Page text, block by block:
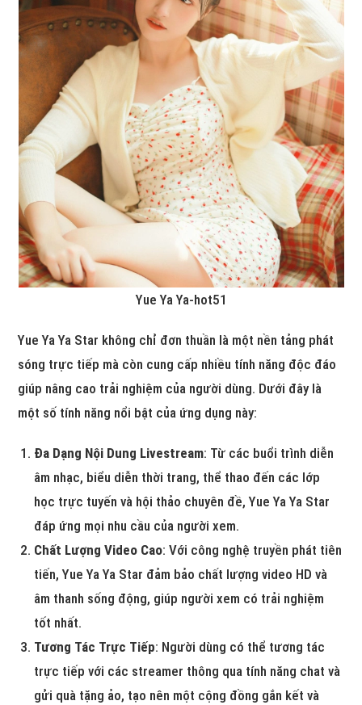
Yue Ya Ya-hot51
Yue Ya Ya Star không chỉ đơn thuần là một nền tảng phát
sóng trực tiếp mà còn cung cấp nhiều tính năng độc đáo
giúp nâng cao trải nghiệm của người dùng. Dưới đây là
một số tính năng nổi bật của ứng dụng này:
Đa Dạng Nội Dung Livestream: Từ các buổi trình diễn
âm nhạc, biểu diễn thời trang, thể thao đến các lớp
học trực tuyến và hội thảo chuyên đề, Yue Ya Ya Star
đáp ứng mọi nhu cầu của người xem.
Chất Lượng Video Cao: Với công nghệ truyền phát tiên
tiến, Yue Ya Ya Star đảm bảo chất lượng video HD và
âm thanh sống động, giúp người xem có trải nghiệm
tốt nhất.
Tương Tác Trực Tiếp: Người dùng có thể tương tác
trực tiếp với các streamer thông qua tính năng chat và
gửi quà tặng ảo, tạo nên một cộng đồng gắn kết và